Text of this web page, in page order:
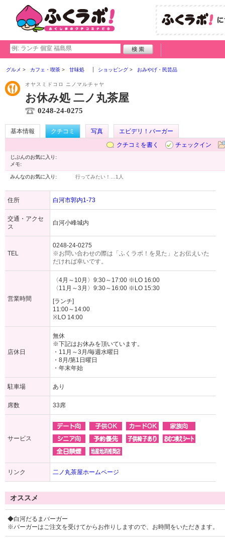
グルメ カフェ・喫茶 甘味処 ショッピング おみやげ・民芸品
オヤスミドコロ ニノマルチャヤ
お休み処 二ノ丸茶屋
0248-24-0275
基本情報 クチコミ 写真
エビデリ！バーガー
クチコミを書く
チェックイン
じぶんのお気に入り:
メモ:
みんなのお気に入り: 行ってみたい！… 1人
住所 白河市郭内1-73
交通・アクセ
ス
白河小峰城内
TEL
0248-24-0275
※お問い合わせの際は「ふくラボ！を見た」とお伝えいた
だければ幸いです。
営業時間
〈4月～10月〉9:30～17:00 ※LO 16:00
〈11月～3月〉9:30～16:00 ※LO 15:30
[ランチ]
11:00～14:00
※LO 14:00
店休日
無休
※下記はお休みを頂いています。
・11月～3月/毎週水曜日
・8月/第1日曜日
・年末年始
駐車場 あり
席数 33席
サービス
リンク 二ノ丸茶屋ホームページ
オススメ
◆白河だるまバーガー
※バーガーはご注文を受けてからお作りしますので、お時間をいただきます。